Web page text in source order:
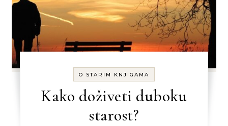
O STARIM KNJIGAMA
Kako doživeti duboku
starost?